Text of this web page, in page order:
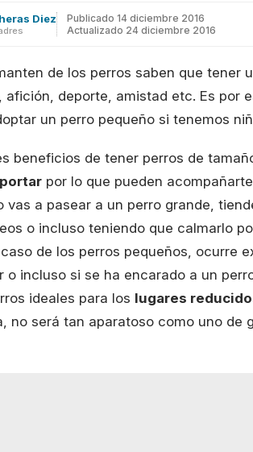
Diez Publicado 14 diciembre 2016
Actualizado 24 diciembre 2016
de los perros saben que tener
afición, deporte, amistad etc. Es por
un perro pequeño si tenemos
beneficios de tener perros de
por lo que pueden
vas a pasear a un perro grande,
o incluso teniendo que calmarlo
de los perros pequeños, ocurre
o incluso si se ha encarado a un
ideales para los lugares
no será tan aparatoso como uno de